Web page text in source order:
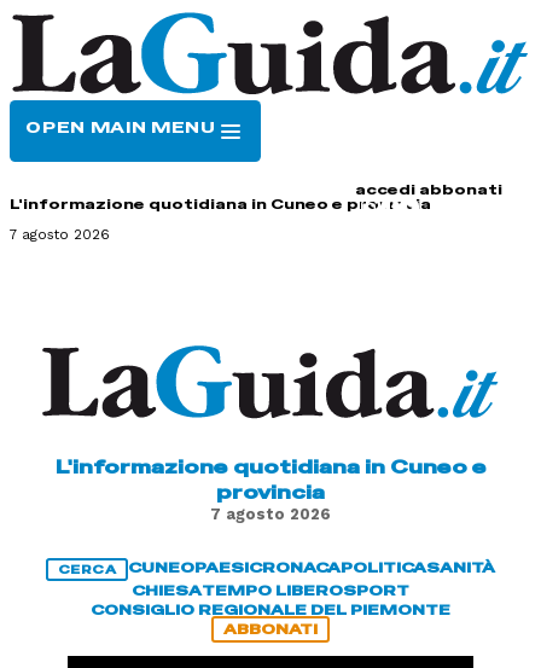
OPEN MAIN MENU
accedi abbonati
L'informazione quotidiana in Cuneo e provincia
7 agosto 2026
L'informazione quotidiana in Cuneo e
provincia
7 agosto 2026
CERCA CUNEOPAESICRONACAPOLITICASANITÀ
CHIESATEMPO LIBEROSPORT
CONSIGLIO REGIONALE DEL PIEMONTE
ABBONATI